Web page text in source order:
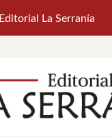
Editorial La Serranía